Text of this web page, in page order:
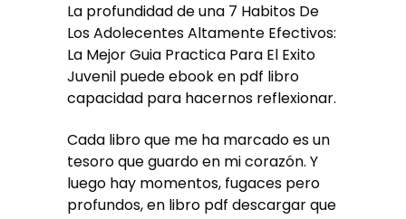
La profundidad de una 7 Habitos De
Los Adolecentes Altamente Efectivos:
La Mejor Guia Practica Para El Exito
Juvenil puede ebook en pdf libro
capacidad para hacernos reflexionar.
Cada libro que me ha marcado es un
tesoro que guardo en mi corazón. Y
luego hay momentos, fugaces pero
profundos, en libro pdf descargar que